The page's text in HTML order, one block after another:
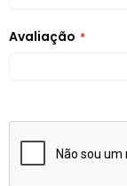
Avaliação